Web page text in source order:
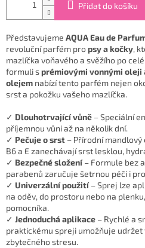
Přidat do košíku
Představujeme AQUA Eau de
revoluční parfém propsy a kočky,
mazlíčka voňavého a svěžího po
formuli sprémiovými vonnými oleji
olejem nabízí tento parfém nejen
srst a pokožku vašeho mazlíčka.
✓ Dlouhotrvající vůně – Speciální
příjemnou vůni až na několik dní.
✓ Pečuje o srst – Přírodní mandlový
B6 a E zanechávají srst lesklou,
✓ Bezpečné složení– Formule bez
parabenů zaručuje šetrnou péči i
✓ Univerzální použití– Sprej lze
na oděv, do prostoru nebo na
pomocníka.
✓ Jednoduchá aplikace – Rychlé a
praktickému spreji umožňuje udržet
zbytečného stresu.